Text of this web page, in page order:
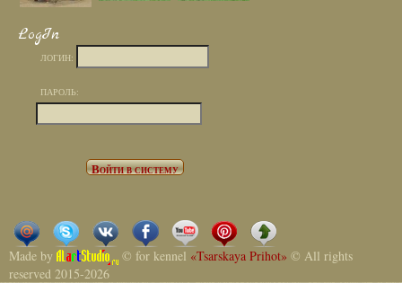
LogIn
ЛОГИН:
ПАРОЛЬ:
Made by © for kennel «Tsarskaya Prihot» © All rights
reserved 2015-2026